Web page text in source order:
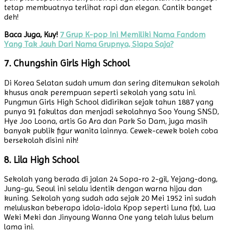
tetap membuatnya terlihat rapi dan elegan. Cantik banget
deh!
Baca Juga, Kuy! 7 Grup K-pop Ini Memiliki Nama Fandom
Yang Tak Jauh Dari Nama Grupnya, Siapa Saja?
7. Chungshin Girls High School
Di Korea Selatan sudah umum dan sering ditemukan sekolah
khusus anak perempuan seperti sekolah yang satu ini.
Pungmun Girls High School didirikan sejak tahun 1887 yang
punya 91 fakultas dan menjadi sekolahnya Soo Young SNSD,
Hye Joo Loona, artis Go Ara dan Park So Dam, juga masih
banyak publik figur wanita lainnya. Cewek-cewek boleh coba
bersekolah disini nih!
8. Lila High School
Sekolah yang berada di jalan 24 Sopa-ro 2-gil, Yejang-dong,
Jung-gu, Seoul ini selalu identik dengan warna hijau dan
kuning. Sekolah yang sudah ada sejak 20 Mei 1952 ini sudah
meluluskan beberapa idola-idola Kpop seperti Luna f(x), Lua
Weki Meki dan Jinyoung Wanna One yang telah lulus belum
lama ini.